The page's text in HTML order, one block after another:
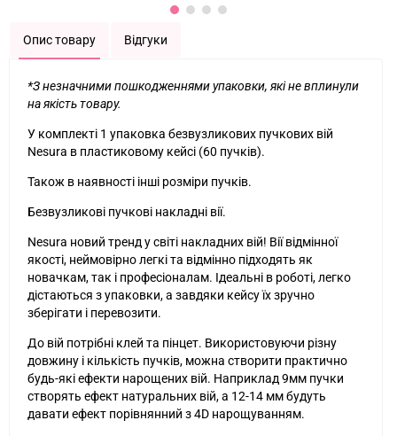
Опис товару Відгуки
*З незначними пошкодженнями упаковки,які не вплинули
на якість товару.
У комплекті 1 упаковка безвузликових пучкових вій
Nesura в пластиковому кейсі (60 пучків).
Також в наявності інші розміри пучків.
Безвузликові пучкові накладні вії.
Nesura новий тренд у світі накладних вій! Вії відмінної
якості, неймовірно легкі та відмінно підходять як
новачкам, так і професіоналам. Ідеальні в роботі, легко
дістаються з упаковки, а завдяки кейсу їх зручно
зберігати і перевозити.
До вій потрібні клей та пінцет. Використовуючи різну
довжину і кількість пучків, можна створити практично
будь-які ефекти нарощених вій. Наприклад 9мм пучки
створять ефект натуральних вій, а 12-14 мм будуть
давати ефект порівнянний з 4D нарощуванням.